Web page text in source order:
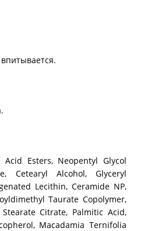
Esters, Neopentyl Glycol
Cetearyl Alcohol, Glyceryl
Lecithin, Ceramide NP,
Taurate Copolymer,
Citrate, Palmitic Acid,
Macadamia Ternifolia